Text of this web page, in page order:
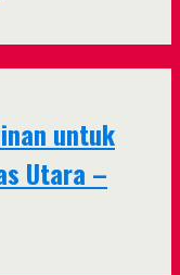
untuk
Utara –